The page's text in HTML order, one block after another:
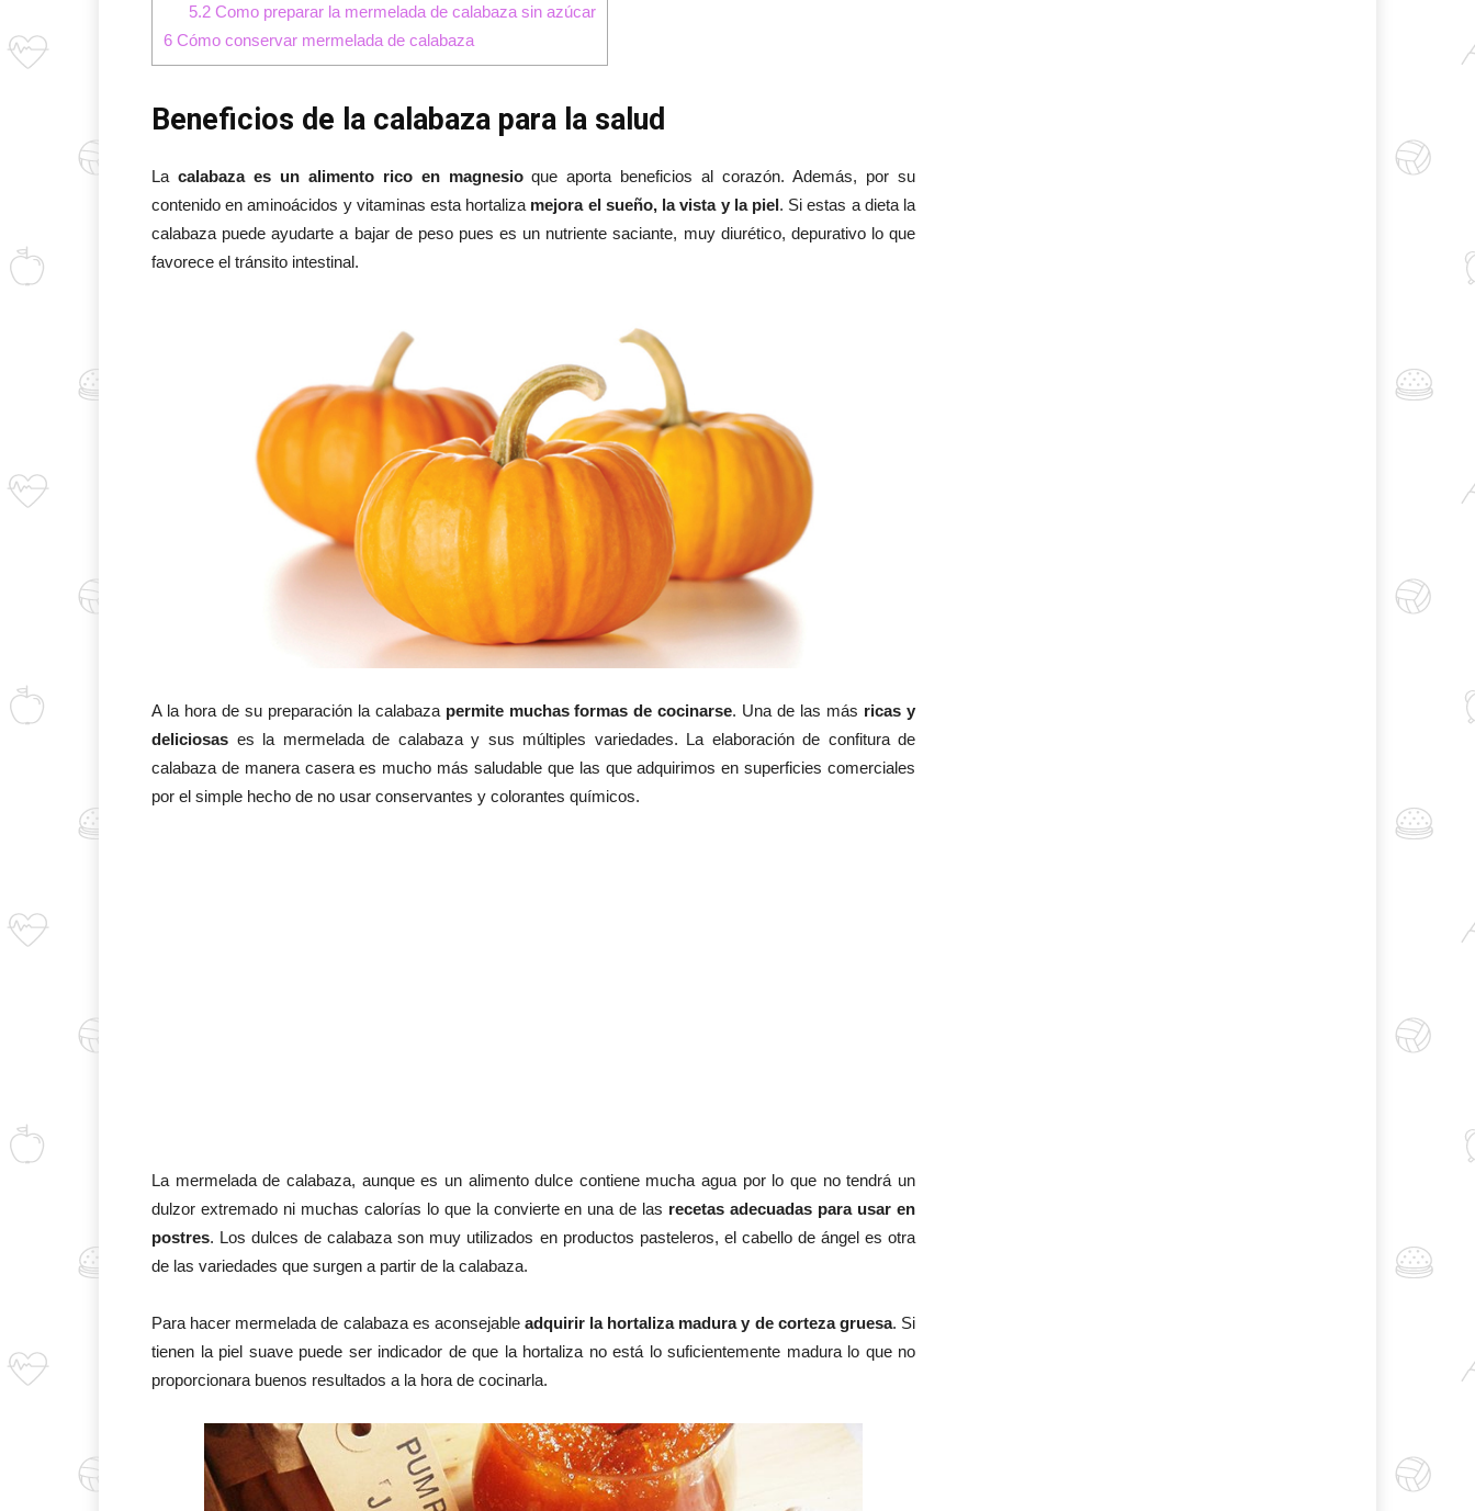
5.2Como preparar la mermelada de calabaza sin azúcar
6 Cómo conservar mermelada de calabaza
Beneficios de la calabaza para la salud
La calabaza es un alimento rico en magnesioque aporta beneficios al corazón. Además, por su
contenido en aminoácidos y vitaminas esta hortaliza mejora el sueño, la vista y la piel. Si estas a dieta la
calabaza puede ayudarte a bajar de peso pues es un nutriente saciante, muy diurético, depurativo lo que
favorece el tránsito intestinal.
A la hora de su preparación la calabaza permite muchas formas de cocinarse. Una de las más ricas y
deliciosas es la mermelada de calabaza y sus múltiples variedades. La elaboración de confitura de
calabaza de manera casera es mucho más saludable que las que adquirimos en superficies comerciales
por el simple hecho de no usar conservantes y colorantes químicos.
La mermelada de calabaza, aunque es un alimento dulce contiene mucha agua por lo que no tendrá un
dulzor extremado ni muchas calorías lo que la convierte en una de las recetas adecuadas para usar en
postres. Los dulces de calabaza son muy utilizados en productos pasteleros, el cabello de ángel es otra
de las variedades que surgen a partir de la calabaza.
Para hacer mermelada de calabaza es aconsejable adquirir la hortaliza madura y de corteza gruesa. Si
tienen la piel suave puede ser indicador de que la hortaliza no está lo suficientemente madura lo que no
proporcionara buenos resultados a la hora de cocinarla.